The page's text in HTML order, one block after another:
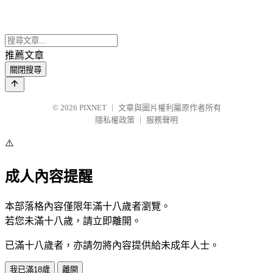
推薦文章
關閉搜尋
© 2026 PIXNET
文章與圖片權利屬原作者所有
隱私權政策
服務聲明
⚠️
成人內容提醒
本部落格內容僅限年滿十八歲者瀏覽。
若您未滿十八歲，請立即離開。
已滿十八歲者，亦請勿將內容提供給未成年人士。
我已滿18歲 離開